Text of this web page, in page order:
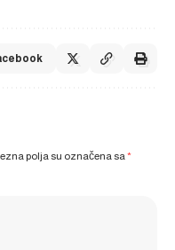
polja su označena sa*